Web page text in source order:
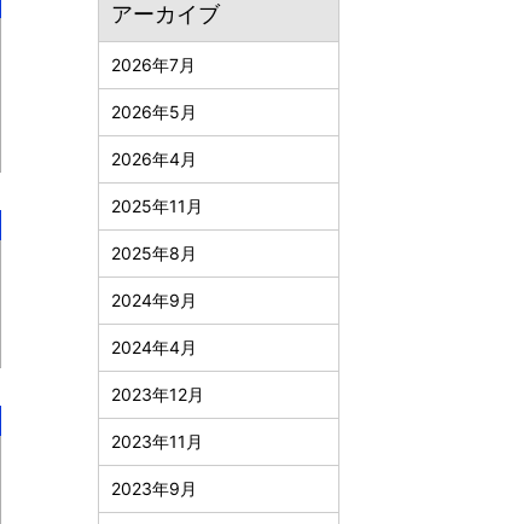
アーカイブ
2026年7月
2026年5月
2026年4月
2025年11月
2025年8月
2024年9月
2024年4月
2023年12月
2023年11月
2023年9月